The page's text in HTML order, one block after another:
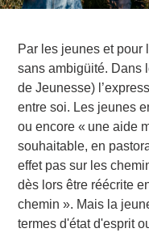
Par les jeunes et pour
sans ambigüité. Dans
de Jeunesse)
entre soi. Les jeunes
ou encore « une aide
souhaitable, en
effet pas sur les
dès lors être réécrite
chemin ». Mais la
termes d'état d'esprit